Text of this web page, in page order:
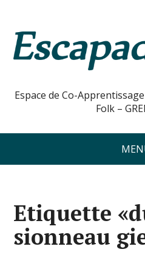
Espace de Co-
Folk –
Etiquette
sionneau